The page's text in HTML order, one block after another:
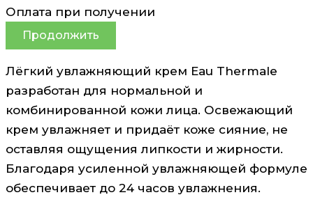
Оплата при получении
Продолжить
Лёгкий увлажняющий крем Eau Thermale
разработан для нормальной и
комбинированной кожи лица. Освежающий
крем увлажняет и придаёт коже сияние, не
оставляя ощущения липкости и жирности.
Благодаря усиленной увлажняющей формуле
обеспечивает до 24 часов увлажнения.